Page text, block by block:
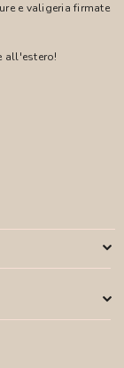
e valigeria firmate
all'estero!